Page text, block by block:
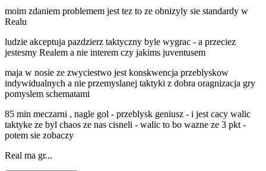
moim zdaniem problemem jest tez to ze obnizyly sie standardy w
Realu
ludzie akceptuja pazdzierz taktyczny byle wygrac - a przeciez
jestesmy Realem a nie interem czy jakims juventusem
maja w nosie ze zwyciestwo jest konskwencja przeblyskow
indywidualnych a nie przemyslanej taktyki z dobra oragnizacja gry
pomyslem schematami
85 min meczarni , nagle gol - przeblysk geniusz - i jest cacy walic
taktyke ze byl chaos ze nas cisneli - walic to bo wazne ze 3 pkt -
potem sie zobaczy
Real ma gr...